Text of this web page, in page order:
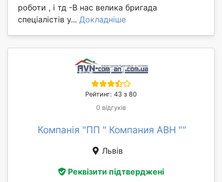
роботи , і тд -В нас велика бригада
спеціалістів у... Докладніше
Рейтинг: 43 з 80
0 відгуків
Компанія "ПП " Компания АВН ""
Львів
Реквізити підтверджені